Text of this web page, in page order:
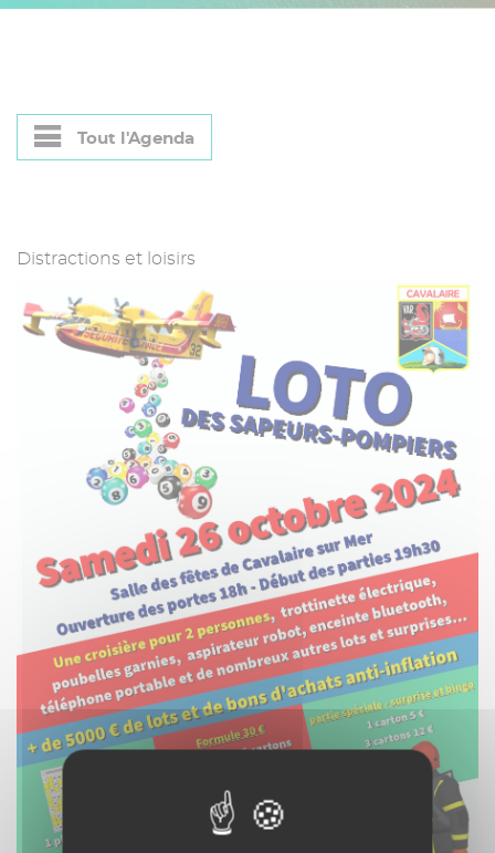
Tout l'Agenda
Distractions et loisirs